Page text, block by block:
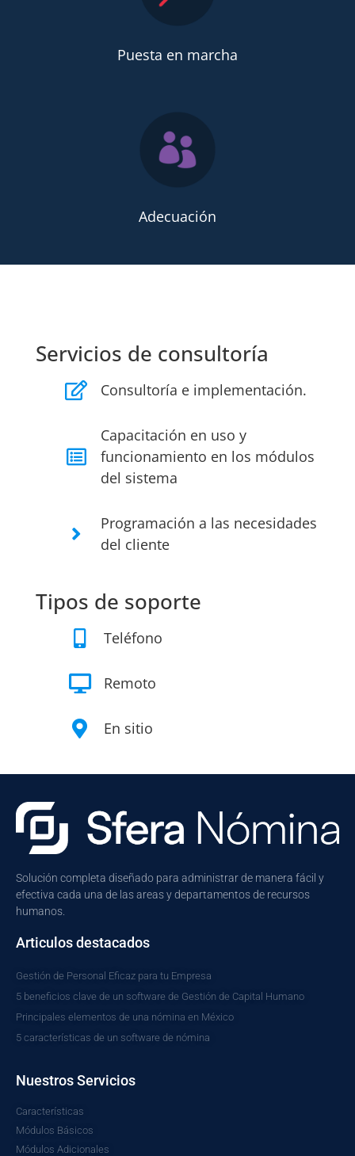
Puesta en marcha
Adecuación
Servicios de consultoría
Consultoría e implementación.
Capacitación en uso y
funcionamiento en los módulos
del sistema
Programación a las necesidades
del cliente
Tipos de soporte
Teléfono
Remoto
En sitio
Solución completa diseñado para administrar de manera fácil y
efectiva cada una de las areas y departamentos de recursos
humanos.
Articulos destacados
Gestión de Personal Eficaz para tu Empresa
5 beneficios clave de un software de Gestión de Capital Humano
Principales elementos de una nómina en México
5 características de un software de nómina
Nuestros Servicios
Características
Módulos Básicos
Módulos Adicionales